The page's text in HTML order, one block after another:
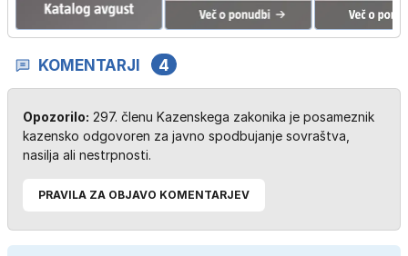
KOMENTARJI 4
Opozorilo: 297. členu Kazenskega zakonika je posameznik
kazensko odgovoren za javno spodbujanje sovraštva,
nasilja ali nestrpnosti.
PRAVILA ZA OBJAVO KOMENTARJEV